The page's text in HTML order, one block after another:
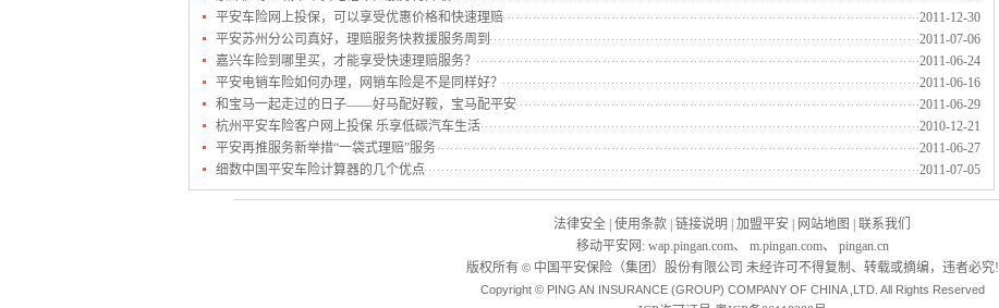
平安车险网上投保，可以享受优惠价格和快速理赔
2011-12-30
平安苏州分公司真好，理赔服务快救援服务周到
2011-07-06
嘉兴车险到哪里买，才能享受快速理赔服务？
2011-06-24
平安电销车险如何办理，网销车险是不是同样好？
2011-06-16
和宝马一起走过的日子——好马配好鞍，宝马配平安
2011-06-29
杭州平安车险客户网上投保 乐享低碳汽车生活
2010-12-21
平安再推服务新举措“一袋式理赔”服务
2011-06-27
细数中国平安车险计算器的几个优点
2011-07-05
法律安全 使用条款 链接说明 加盟平安 网站地图
联系我们
移动平安网 : wap.pingan.com、 m.pingan.com、 pingan.cn
版权所有 ©中国平安保险（集团）股份有限公司 未经许可不得复制、转载或摘编，违者必究!
Copyright © PING AN INSURANCE (GROUP) COMPANY OF CHINA ,LTD. All Rights Reserved